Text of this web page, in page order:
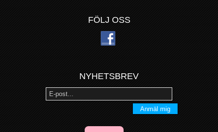
FÖLJ OSS
NYHETSBREV
Anmäl mig